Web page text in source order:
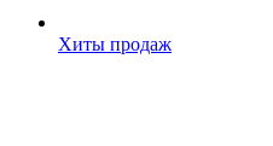
Хиты продаж